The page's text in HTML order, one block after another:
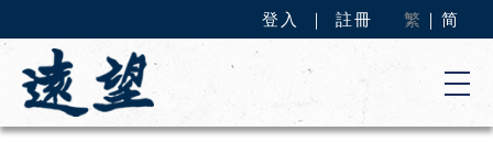
登入 註冊 繁 简